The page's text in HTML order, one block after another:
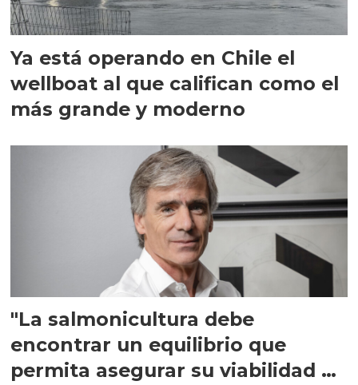
Ya está operando en Chile el
wellboat al que califican como el
más grande y moderno
"La salmonicultura debe
encontrar un equilibrio que
permita asegurar su viabilidad de